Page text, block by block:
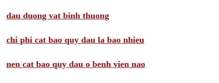
dau duong vat binh thuong
chi phi cat bao quy dau la bao nhieu
nen cat bao quy dau o benh vien nao